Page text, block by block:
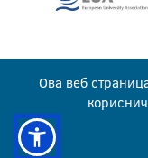
Ова веб